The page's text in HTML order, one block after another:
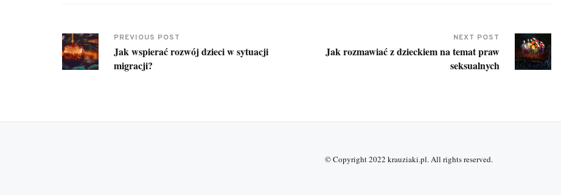
PREVIOUS POST
Jak wspierać rozwój dzieci w sytuacji
migracji?
NEXT POST
Jak rozmawiać z dzieckiem na temat praw
seksualnych
© Copyright 2022 krauziaki.pl. All rights reserved.